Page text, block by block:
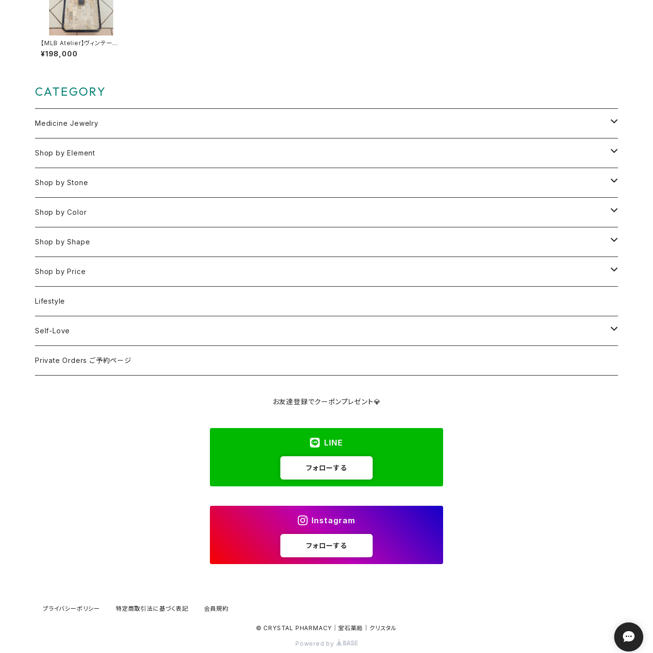
【MLB Atelier】ヴィンテージ
ボックス（ラピスラズリ）
¥198,000
CATEGORY
Medicine Jewelry
Pendant Charms
Bracelets
Necklaces
Rings
Earrings
Keychain Charms & Accessories
Imported Collection
Shop by Element
Space 空(気づき,余白,真実）
Water 水(癒し,潤い,鎮静)
Fire 火(情熱,勇気,希望)
Air 風(思考,表現,循環)
Eart 土(グラウンディング,安定,現実)
5 Element Set
Shop by Stone
おみくじ
アイオライト
アクアマリン
アゲート
アズライト
アパタイト
Shop by Color
Clear / White
Gold
Silver
Red / Orange
Pink / Purple
Shop by Shape
Rough 原石
Tumbled タンブル
Loose ルース
Palm 握り石
Shop by Price
Under ¥3000
¥3001〜¥5000
¥5001〜¥10000
Lifestyle
Self-Love
SELF LOVE CARD/SEX TALK CARD
Private Orders ご予約ページ
お友達登録でクーポンプレゼント💎
LINE
フォローする
Instagram
フォローする
プライバシーポリシー 特定商取引法に基づく表記 会員規約
© CRYSTAL PHARMACY｜宝石薬局｜クリスタル
Powered by